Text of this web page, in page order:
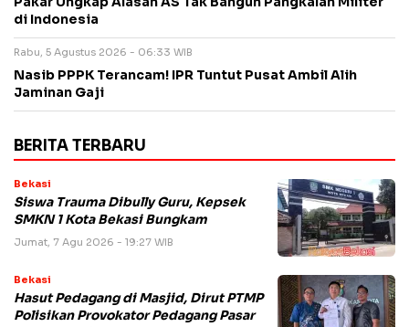
di Indonesia
Rabu, 5 Agustus 2026 - 06:33 WIB
Nasib PPPK Terancam! IPR Tuntut Pusat Ambil Alih
Jaminan Gaji
BERITA TERBARU
Bekasi
Siswa Trauma Dibully Guru, Kepsek
SMKN 1 Kota Bekasi Bungkam
Jumat, 7 Agu 2026 - 19:27 WIB
Bekasi
Hasut Pedagang di Masjid, Dirut PTMP
Polisikan Provokator Pedagang Pasar